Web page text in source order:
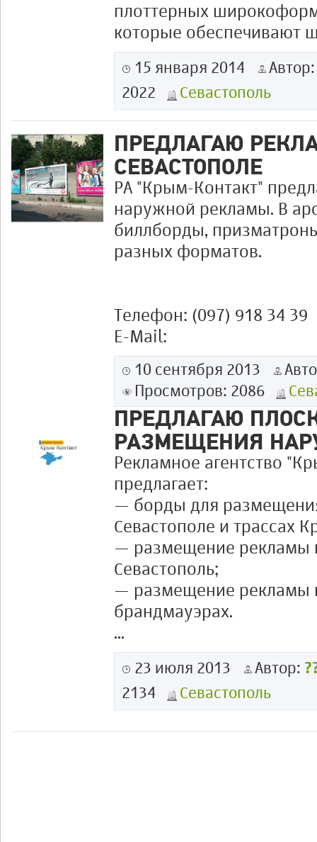
плоттерных
которые обеспечивают
15 января 2014
2022
Севастополь
ПРЕДЛАГАЮ
СЕВАСТОПОЛЕ
РА "Крым-Контакт"
наружной рекламы. В
биллборды,
разных форматов.
Телефон: (097) 918 34 39
E-Mail:
10 сентября 2013
Просмотров: 2086
ПРЕДЛАГАЮ
РАЗМЕЩЕНИЯ
Рекламное агентство
предлагает:
— борды для
Севастополе и трассах
— размещение рекламы
Севастополь;
— размещение рекламы
брандмауэрах.
...
23 июля 2013 Автор:
2134
Севастополь